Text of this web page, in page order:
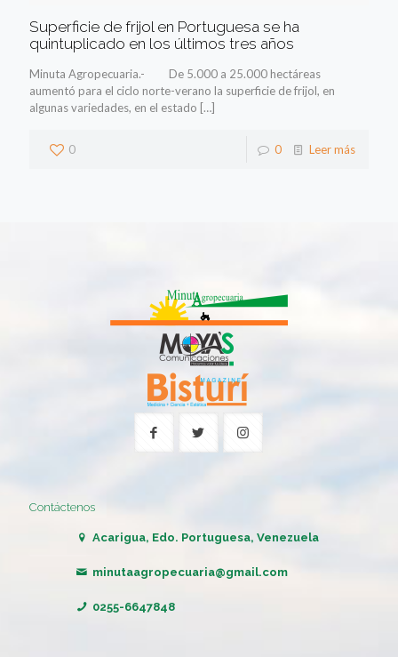
Superficie de frijol en Portuguesa se ha
quintuplicado en los últimos tres años
Minuta Agropecuaria.- De 5.000 a 25.000 hectáreas
aumentó para el ciclo norte-verano la superficie de frijol, en
algunas variedades, en el estado […]
0 0 Leer más
Contáctenos
Acarigua, Edo. Portuguesa, Venezuela
minutaagropecuaria@gmail.com
0255-6647848